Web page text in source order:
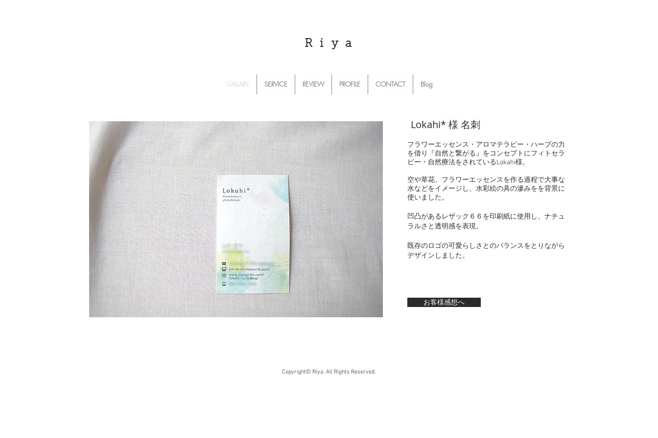
R i y a
GALLARY SERVICE REVIEW PROFILE CONTACT Blog
Lokahi* 様 名刺
フラワーエッセンス・アロマテラピー・ハーブの力
を借り『自然と繋がる』をコンセプトにフィトセラ
ピー・自然療法をされているLokahi様。
空や草花、フラワーエッセンスを作る過程で大事な
水などをイメージし、水彩絵の具の滲みをを背景に
使いました。
凹凸があるレザック６６を印刷紙に使用し、ナチュ
ラルさと透明感を表現。
既存のロゴの可愛らしさとのバランスをとりながら
デザインしました。​
お客様感想へ
Copyright© Riya, All Rights Reserved.